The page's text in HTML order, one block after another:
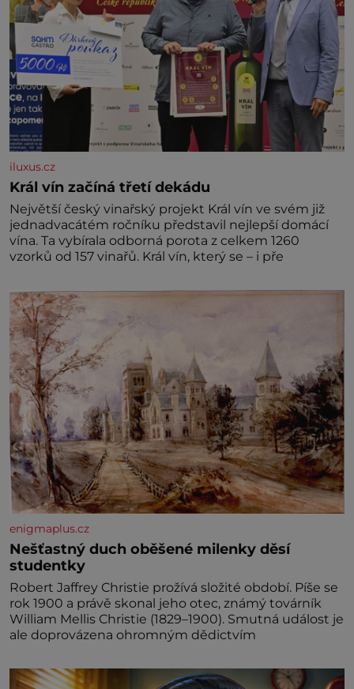
iluxus.cz
Král vín začíná třetí dekádu
Největší český vinařský projekt Král vín ve svém již
jednadvacátém ročníku představil nejlepší domácí
vína. Ta vybírala odborná porota z celkem 1260
vzorků od 157 vinařů. Král vín, který se – i pře
enigmaplus.cz
Nešťastný duch oběšené milenky děsí
studentky
Robert Jaffrey Christie prožívá složité období. Píše se
rok 1900 a právě skonal jeho otec, známý továrník
William Mellis Christie (1829–1900). Smutná událost je
ale doprovázena ohromným dědictvím